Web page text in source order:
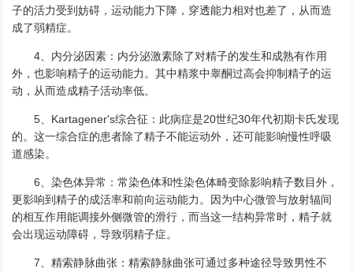
子的活力受到妨碍，运动能力下降，穿透能力相对也差了，从而造
成了弱精症。
4、内分泌因素：内分泌激素除了对精子的发生和成熟有作用
外，也影响精子的运动能力。其中精浆中睾酮过高会抑制精子的运
动，从而造成精子活动率低。
5、Kartagener's综合征：此病症是20世纪30年代初期卡氏发现
的。这一综合症的患者除了精子不能运动外，还可能影响慢性呼吸
道感染。
6、染色体异常：常染色体和性染色体畸变除影响精子数目外，
更影响到精子的成活率和前向运动能力。因为中心微管与放射辐间
的相互作用能调接外侧微管的滑行，而当这一结构异常时，精子就
会出现运动障碍，导致弱精子症。
7、精索静脉曲张：精索静脉曲张可通过多种途径导致男性不